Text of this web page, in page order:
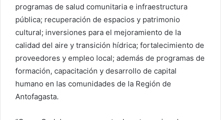
programas de salud comunitaria e infraestructura
pública; recuperación de espacios y patrimonio
cultural; inversiones para el mejoramiento de la
calidad del aire y transición hídrica; fortalecimiento de
proveedores y empleo local; además de programas de
formación, capacitación y desarrollo de capital
humano en las comunidades de la Región de
Antofagasta.